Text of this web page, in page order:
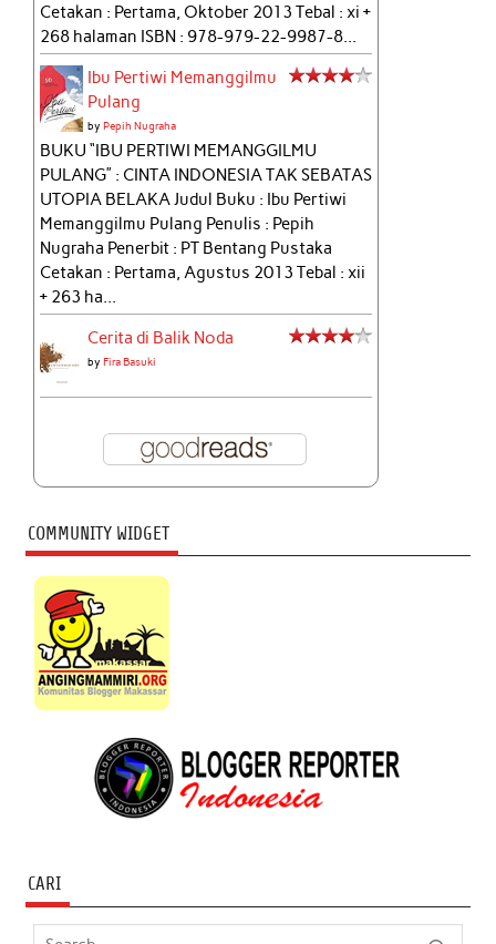
Cetakan : Pertama, Oktober 2013 Tebal : xi +
268 halaman ISBN : 978-979-22-9987-8...
Ibu Pertiwi Memanggilmu
Pulang
byPepih Nugraha
BUKU “IBU PERTIWI MEMANGGILMU
PULANG” : CINTA INDONESIA TAK SEBATAS
UTOPIA BELAKA Judul Buku : Ibu Pertiwi
Memanggilmu Pulang Penulis : Pepih
Nugraha Penerbit : PT Bentang Pustaka
Cetakan : Pertama, Agustus 2013 Tebal : xii
+ 263 ha...
Cerita di Balik Noda
byFira Basuki
COMMUNITY WIDGET
CARI